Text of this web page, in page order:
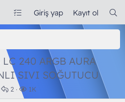
Giriş yap Kayıt ol
240 ARGB AURA
SIVI SOĞUTUCU
C
e
2
G
ö
1K